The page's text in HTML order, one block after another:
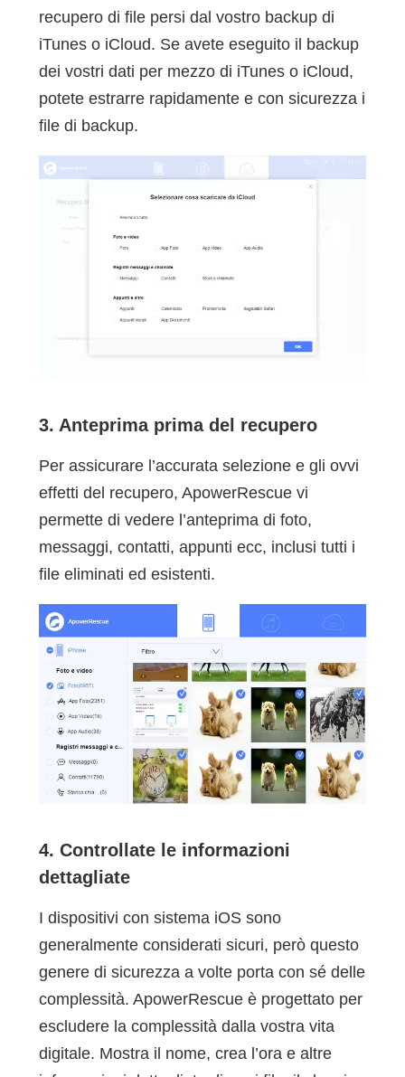
recupero di file persi dal vostro backup di
iTunes o iCloud. Se avete eseguito il backup
dei vostri dati per mezzo di iTunes o iCloud,
potete estrarre rapidamente e con sicurezza i
file di backup.
3. Anteprima prima del recupero
Per assicurare l’accurata selezione e gli ovvi
effetti del recupero, ApowerRescue vi
permette di vedere l’anteprima di foto,
messaggi, contatti, appunti ecc, inclusi tutti i
file eliminati ed esistenti.
4. Controllate le informazioni
dettagliate
I dispositivi con sistema iOS sono
generalmente considerati sicuri, però questo
genere di sicurezza a volte porta con sé delle
complessità. ApowerRescue è progettato per
escludere la complessità dalla vostra vita
digitale. Mostra il nome, crea l’ora e altre